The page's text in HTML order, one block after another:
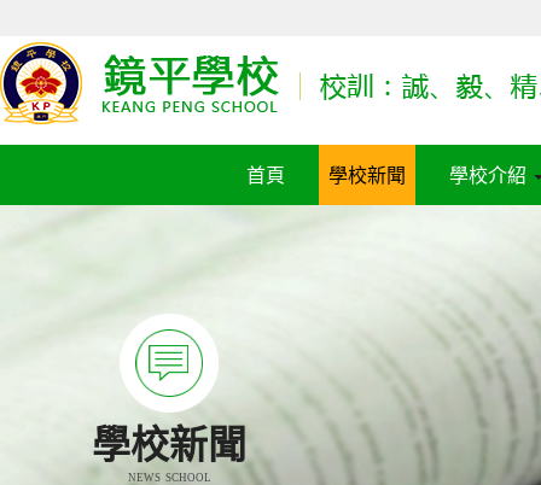
首頁 學校新聞 學校介紹
學校新聞
NEWS SCHOOL